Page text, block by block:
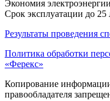
Экономия
Срок эксплуатации до 25
Результаты проведения
Политика обработки
«Ферекс»
Копирование
правообладателя